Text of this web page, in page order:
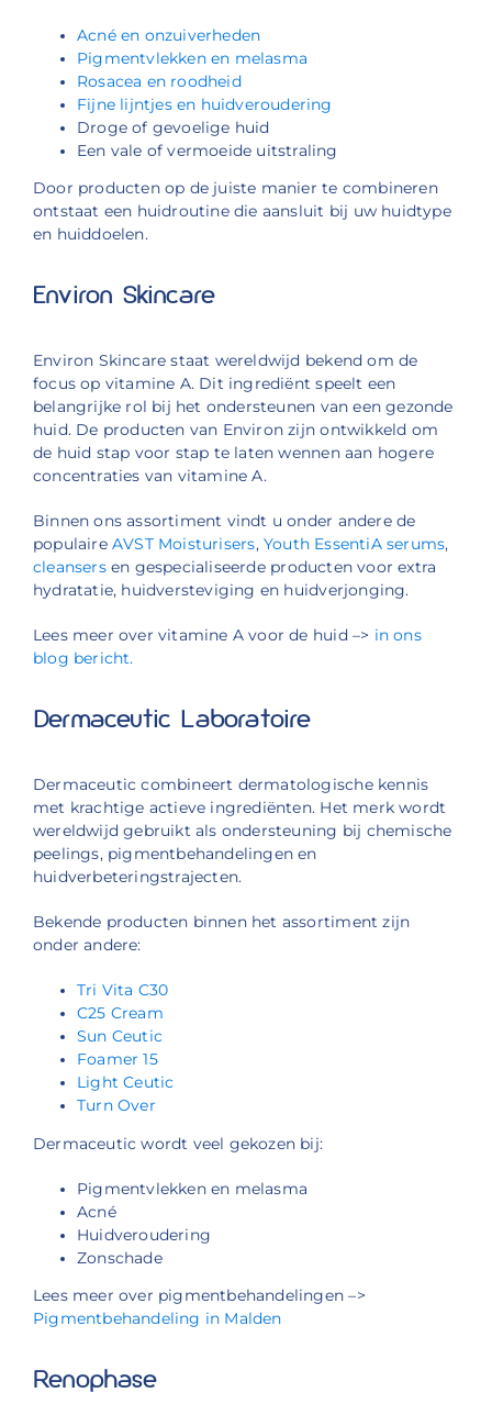
Acné en onzuiverheden
Pigmentvlekken en melasma
Rosacea en roodheid
Fijne lijntjes en huidveroudering
Droge of gevoelige huid
Een vale of vermoeide uitstraling
Door producten op de juiste manier te combineren
ontstaat een huidroutine die aansluit bij uw huidtype
en huiddoelen.
Environ Skincare
Environ Skincare staat wereldwijd bekend om de
focus op vitamine A. Dit ingrediënt speelt een
belangrijke rol bij het ondersteunen van een gezonde
huid. De producten van Environ zijn ontwikkeld om
de huid stap voor stap te laten wennen aan hogere
concentraties van vitamine A.
Binnen ons assortiment vindt u onder andere de
populaireAVST Moisturisers, Youth EssentiA serums,
cleansersen gespecialiseerde producten voor extra
hydratatie, huidversteviging en huidverjonging.
Lees meer over vitamine A voor de huid –> in ons
blog bericht.
Dermaceutic Laboratoire
Dermaceutic combineert dermatologische kennis
met krachtige actieve ingrediënten. Het merk wordt
wereldwijd gebruikt als ondersteuning bij chemische
peelings, pigmentbehandelingen en
huidverbeteringstrajecten.
Bekende producten binnen het assortiment zijn
onder andere:
Tri Vita C30
C25 Cream
Sun Ceutic
Foamer 15
Light Ceutic
Turn Over
Dermaceutic wordt veel gekozen bij:
Pigmentvlekken en melasma
Acné
Huidveroudering
Zonschade
Lees meer over pigmentbehandelingen –>
Pigmentbehandeling in Malden
Renophase